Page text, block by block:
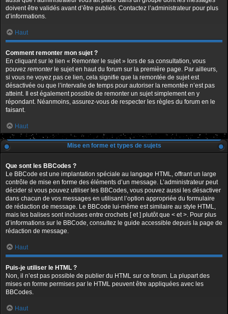
doivent être validés avant d’être publiés. Contactez l’administrateur pour plus
d’informations.
Haut
Comment remonter mon sujet ?
En cliquant sur le lien « Remonter le sujet » lors de sa consultation, vous
pouvez remonterle sujet en haut du forum sur la première page. Par ailleurs,
si vous ne voyez pas ce lien, cela signifie que la remontée de sujet est
désactivée ou que l’intervalle de temps pour autoriser la remontée n’est pas
atteint. Il est également possible de remonter un sujet simplement en y
répondant. Néanmoins, assurez-vous de respecter les règles du forum en le
faisant.
Haut
Mise en forme et types de sujets
Que sont les BBCodes ?
Le BBCode est une implantation spéciale au langage HTML, offrant un large
contrôle de mise en forme des éléments d’un message. L’administrateur peut
décider si vous pouvez utiliser les BBCodes, vous pouvez aussi les désactiver
dans chacun de vos messages en utilisant l’option appropriée du formulaire
de rédaction de message. Le BBCode lui-même est similaire au style HTML,
mais les balises sont incluses entre crochets [ et ] plutôt que < et >. Pour plus
d’informations sur le BBCode, consultez le guide accessible depuis la page de
rédaction de message.
Haut
Puis-je utiliser le HTML ?
Non, il n’est pas possible de publier du HTML sur ce forum. La plupart des
mises en forme permises par le HTML peuvent être appliquées avec les
BBCodes.
Haut